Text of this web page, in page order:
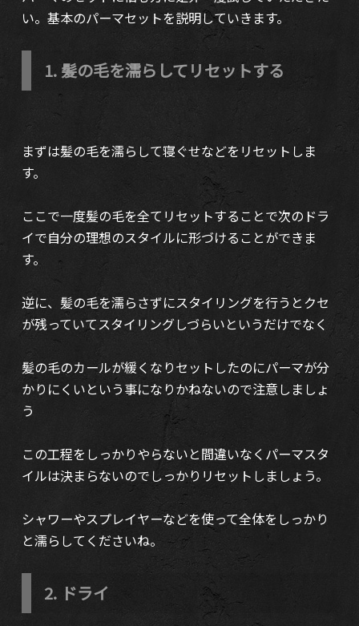
い。基本のパーマセットを説明していきます。
1. 髪の毛を濡らしてリセットする
まずは髪の毛を濡らして寝ぐせなどをリセットしま
す。
ここで一度髪の毛を全てリセットすることで次のドラ
イで自分の理想のスタイルに形づけることができま
す。
逆に、髪の毛を濡らさずにスタイリングを行うとクセ
が残っていてスタイリングしづらいというだけでなく
髪の毛のカールが緩くなりセットしたのにパーマが分
かりにくいという事になりかねないので注意しましょ
う
この工程をしっかりやらないと間違いなくパーマスタ
イルは決まらないのでしっかりリセットしましょう。
シャワーやスプレイヤーなどを使って全体をしっかり
と濡らしてくださいね。
2. ドライ